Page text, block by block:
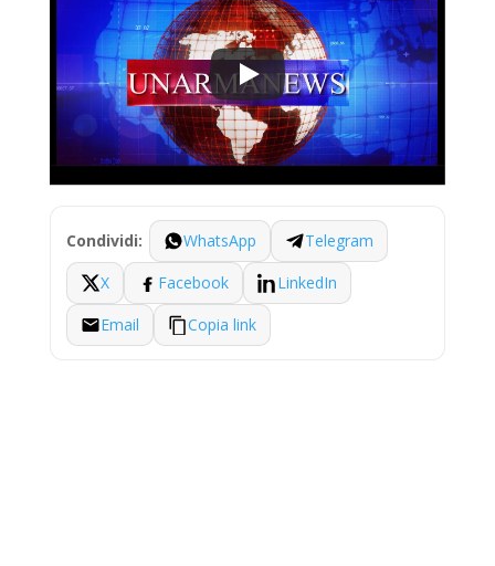
Condividi: WhatsApp
Telegram
X
Facebook
LinkedIn
Email
Copia link